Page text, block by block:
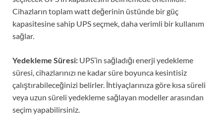
Cihazların toplam watt değerinin üstünde bir güç
kapasitesine sahip UPS seçmek, daha verimli bir kullanım
sağlar.
Yedekleme Süresi: UPS’in sağladığı enerji yedekleme
süresi, cihazlarınızı ne kadar süre boyunca kesintisiz
çalıştırabileceğinizi belirler. İhtiyaçlarınıza göre kısa süreli
veya uzun süreli yedekleme sağlayan modeller arasından
seçim yapabilirsiniz.